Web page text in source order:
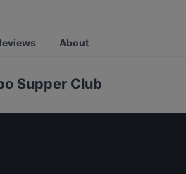
About
Supper Club